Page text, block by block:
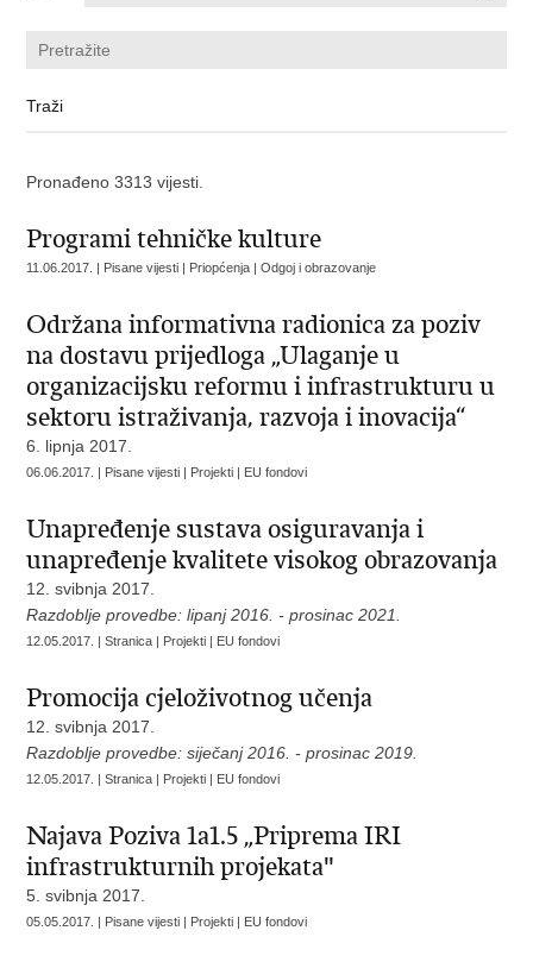
Pronađeno 3313 vijesti.
Programi tehničke kulture
11.06.2017. | Pisane vijesti | Priopćenja | Odgoj i obrazovanje
Održana informativna radionica za poziv
na dostavu prijedloga „Ulaganje u
organizacijsku reformu i infrastrukturu u
sektoru istraživanja, razvoja i inovacija“
6. lipnja 2017.
06.06.2017. | Pisane vijesti | Projekti | EU fondovi
Unapređenje sustava osiguravanja i
unapređenje kvalitete visokog obrazovanja
12. svibnja 2017.
Razdoblje provedbe: lipanj 2016. - prosinac 2021.
12.05.2017. | Stranica | Projekti | EU fondovi
Promocija cjeloživotnog učenja
12. svibnja 2017.
Razdoblje provedbe: siječanj 2016. - prosinac 2019.
12.05.2017. | Stranica | Projekti | EU fondovi
Najava Poziva 1a1.5 „Priprema IRI
infrastrukturnih projekata"
5. svibnja 2017.
05.05.2017. | Pisane vijesti | Projekti | EU fondovi